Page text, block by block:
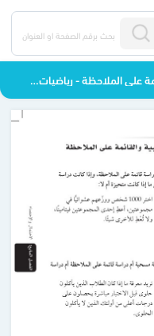
الدراسات المسحية والتجريبية والقائمة على الملاحظة - رياضيات2-3 - ثالث ثانوي